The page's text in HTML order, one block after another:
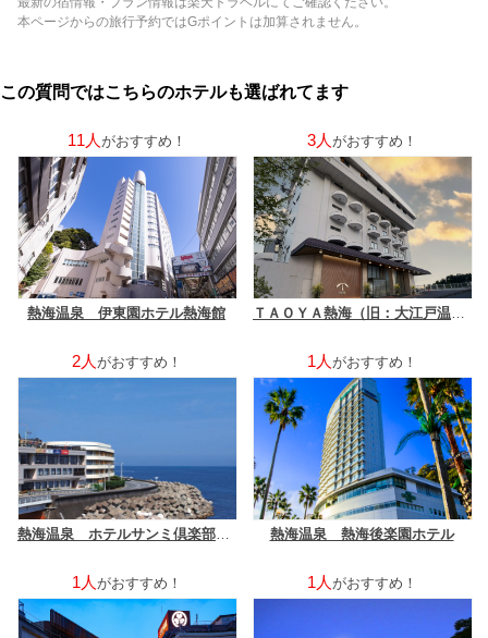
本ページからの旅行予約ではGポイントは加算されません。
この質問ではこちらのホテルも選ばれてます
11人 がおすすめ！
熱海温泉 伊東園ホテル熱海館
3人 がおすすめ！
2人 がおすすめ！ 1人 がおすすめ！
熱海温泉 熱海後楽園ホテル
1人 がおすすめ！ 1人 がおすすめ！